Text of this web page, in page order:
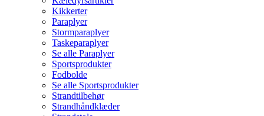
Kikkerter
Paraplyer
Stormparaplyer
Taskeparaplyer
Se alle Paraplyer
Sportsprodukter
Fodbolde
Se alle Sportsprodukter
Strandtilbehør
Strandhåndklæder